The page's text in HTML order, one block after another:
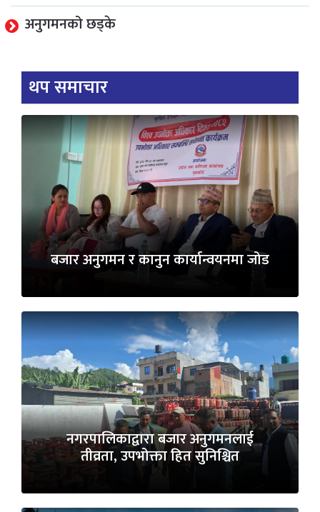
अनुगमनको छड्के
थप समाचार
बजार अनुगमन र कानुन कार्यान्वयनमा जोड
नगरपालिकाद्वारा बजार अनुगमनलाई
तीव्रता, उपभोक्ता हित सुनिश्चित